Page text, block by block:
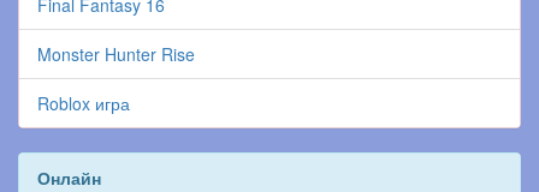
Final Fantasy 16
Monster Hunter Rise
Roblox игра
Онлайн